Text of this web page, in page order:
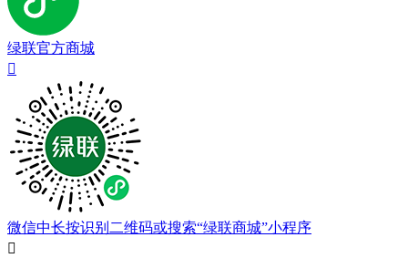
绿联官方商城

微信中长按识别二维码或搜索“绿联商城”小程序
